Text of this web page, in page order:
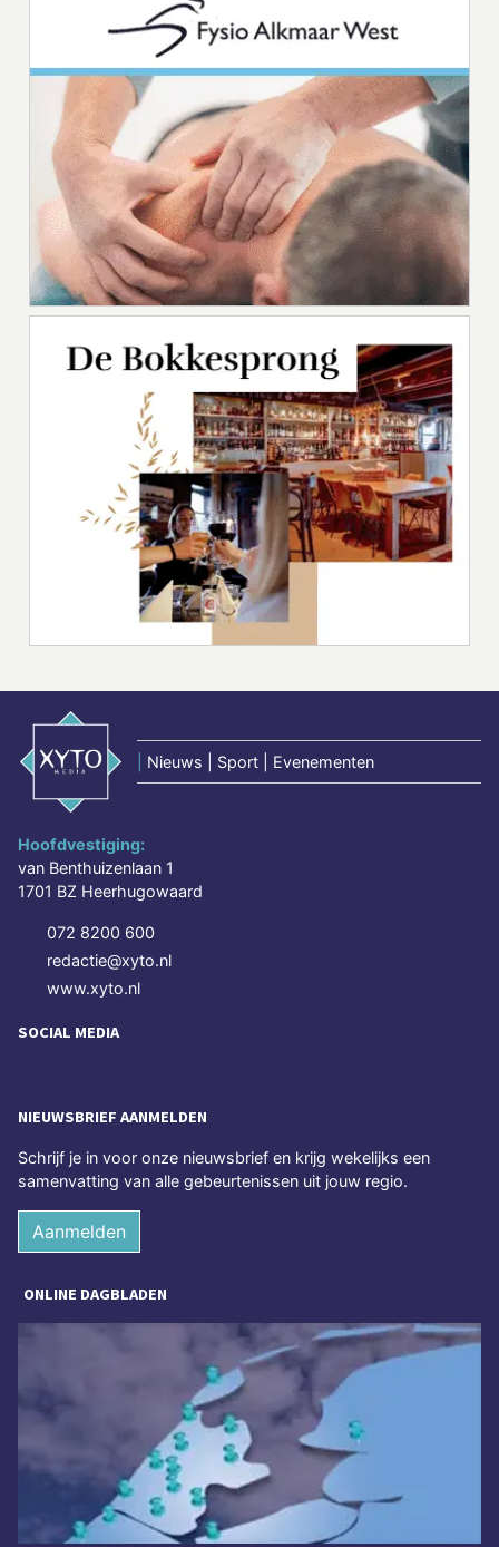
Nieuws | Sport | Evenementen
Hoofdvestiging:
van Benthuizenlaan 1
1701 BZ Heerhugowaard
072 8200 600
redactie@xyto.nl
www.xyto.nl
SOCIAL MEDIA
NIEUWSBRIEF AANMELDEN
Schrijf je in voor onze nieuwsbrief en krijg wekelijks een
samenvatting van alle gebeurtenissen uit jouw regio.
Aanmelden
ONLINE DAGBLADEN